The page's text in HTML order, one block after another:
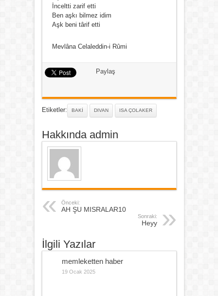
İnceltti zarif etti
Ben aşkı bilmez idim
Aşk beni târif etti
Mevlâna Celaleddin-i Rûmi
Paylaş
Etiketler: BAKİ DIVAN ISA ÇOLAKER
Hakkında admin
Önceki:
AH ŞU MISRALAR10
Sonraki:
Heyy
İlgili Yazılar
memleketten haber
19 Ocak 2025